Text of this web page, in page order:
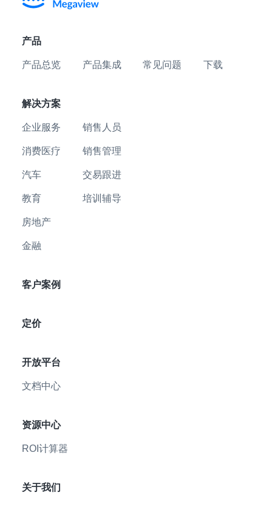
产品
产品总览 产品集成 常见问题 下载
解决方案
企业服务
消费医疗
汽车
教育
房地产
金融
销售人员
销售管理
交易跟进
培训辅导
客户案例
定价
开放平台
文档中心
资源中心
ROI计算器
关于我们